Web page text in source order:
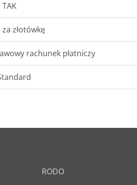
złotówkę
rachunek płatniczy
RODO